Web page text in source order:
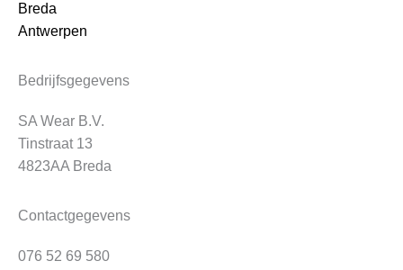
Breda
Antwerpen
Bedrijfsgegevens
SA Wear B.V.
Tinstraat 13
4823AA Breda
Contactgegevens
076 52 69 580
Facebook
Instagram
LinkedIn